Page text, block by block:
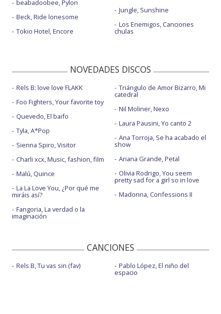
beabadoobee, Pylon
Beck, Ride lonesome
Tokio Hotel, Encore
Jungle, Sunshine
Los Enemigos, Canciones
chulas
NOVEDADES DISCOS
Rels B: love love FLAKK
Foo Fighters, Your favorite toy
Quevedo, El baifo
Tyla, A*Pop
Sienna Spiro, Visitor
Charli xcx, Music, fashion, film
Malú, Quince
La La Love You, ¿Por qué me
miráis así?
Fangoria, La verdad o la
imaginación
Triángulo de Amor Bizarro, Mi
catedral
Nil Moliner, Nexo
Laura Pausini, Yo canto 2
Ana Torroja, Se ha acabado el
show
Ariana Grande, Petal
Olivia Rodrigo, You seem
pretty sad for a girl so in love
Madonna, Confessions II
CANCIONES
Rels B, Tu vas sin (fav) Pablo López, El niño del
espacio